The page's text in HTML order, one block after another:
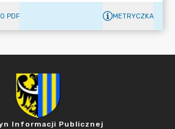
PDF METRYCZKA
Informacji Publicznej